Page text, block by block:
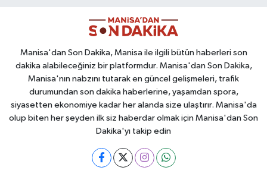
Manisa'dan Son Dakika, Manisa ile ilgili bütün haberleri son
dakika alabileceğiniz bir platformdur. Manisa'dan Son Dakika,
Manisa'nın nabzını tutarak en güncel gelişmeleri, trafik
durumundan son dakika haberlerine, yaşamdan spora,
siyasetten ekonomiye kadar her alanda size ulaştırır. Manisa'da
olup biten her şeyden ilk siz haberdar olmak için Manisa'dan Son
Dakika'yı takip edin